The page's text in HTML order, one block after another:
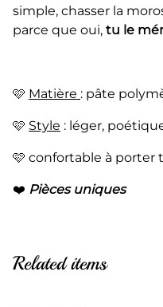
simple, chasser la
parce que oui, tu le
🩷 Matière : pâte
🩷 Style : léger,
🩷 confortable à porter
❤️ Pièces uniques
Related items